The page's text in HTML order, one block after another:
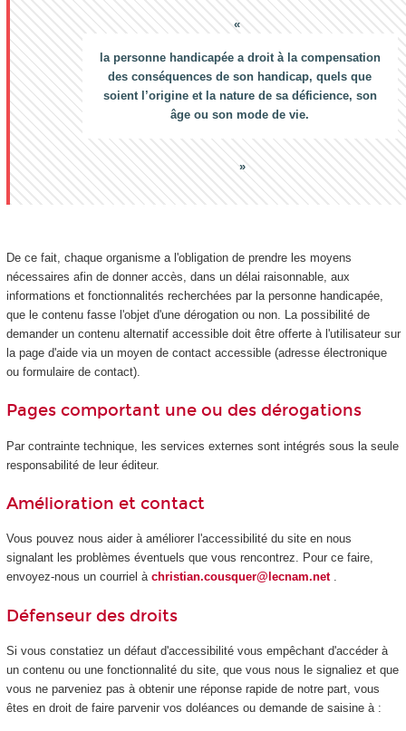
la personne handicapée a droit à la compensation
des conséquences de son handicap, quels que
soient l’origine et la nature de sa déficience, son
âge ou son mode de vie.
De ce fait, chaque organisme a l'obligation de prendre les moyens
nécessaires afin de donner accès, dans un délai raisonnable, aux
informations et fonctionnalités recherchées par la personne handicapée,
que le contenu fasse l'objet d'une dérogation ou non. La possibilité de
demander un contenu alternatif accessible doit être offerte à l'utilisateur sur
la page d'aide via un moyen de contact accessible (adresse électronique
ou formulaire de contact).
Pages comportant une ou des dérogations
Par contrainte technique, les services externes sont intégrés sous la seule
responsabilité de leur éditeur.
Amélioration et contact
Vous pouvez nous aider à améliorer l'accessibilité du site en nous
signalant les problèmes éventuels que vous rencontrez. Pour ce faire,
envoyez-nous un courriel à christian.cousquer@lecnam.net .
Défenseur des droits
Si vous constatiez un défaut d'accessibilité vous empêchant d'accéder à
un contenu ou une fonctionnalité du site, que vous nous le signaliez et que
vous ne parveniez pas à obtenir une réponse rapide de notre part, vous
êtes en droit de faire parvenir vos doléances ou demande de saisine à :